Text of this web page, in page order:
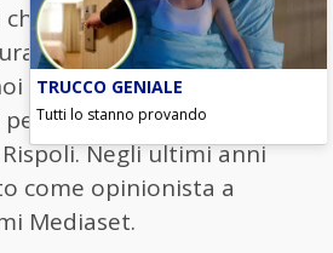
l’hanno vista
Bella d’estate, La
e Se fosse… In carriera
come Walter
Negli ultimi anni
come opinionista a
Mediaset.
TRUCCO GENIALE
Tutti lo stanno provando